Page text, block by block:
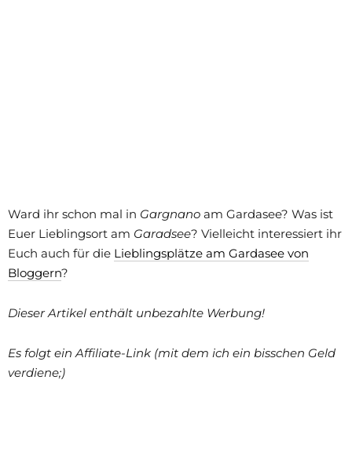
Ward ihr schon mal in Gargnano am Gardasee? Was ist
Euer Lieblingsort am Garadsee? Vielleicht interessiert ihr
Euch auch für die Lieblingsplätze am Gardasee von
Bloggern?
Dieser Artikel enthält unbezahlte Werbung!
Es folgt ein Affiliate-Link (mit dem ich ein bisschen Geld
verdiene;)